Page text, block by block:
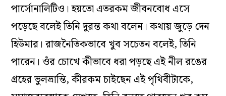
পার্সোনালিটিও। হয়তো এতরকম জীবনবোধ এসে
পড়েছে বলেই তিনি দুরন্ত কথা বলেন। কথায় জুড়ে দেন
হিউমার। রাজনৈতিকভাবে খুব সচেতন বলেই, তিনি
পারেন। ওঁর চোখে কীভাবে ধরা পড়ছে এই নীল রঙের
গ্রহের ভুলভ্রান্তি, কীরকম চাইছেন এই পৃথিবীটাকে,